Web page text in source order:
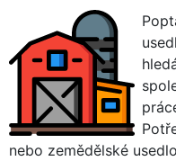
nebo zemědělské